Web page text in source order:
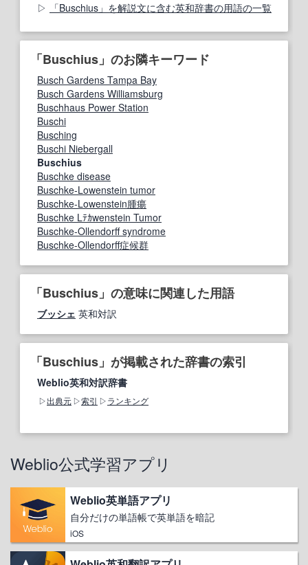
「Buschius」を解説文に含む英和辞書の用語の一覧
「Buschius」のお隣キーワード
Busch Gardens Tampa Bay
Busch Gardens Williamsburg
Buschhaus Power Station
Buschi
Busching
Buschi Niebergall
Buschius
Buschke disease
Buschke‐Lowenstein tumor
Buschke-Lowenstein腫瘍
Buschke Lﾃｶwenstein Tumor
Buschke‐Ollendorff syndrome
Buschke-Ollendorff症候群
「Buschius」の意味に関連した用語
ブッシェ 英和対訳
「Buschius」が掲載された辞書の索引
Weblio英和対訳辞書
出典元 索引 ランキング
Weblio公式学習アプリ
Weblio英単語アプリ
自分だけの単語帳で英単語を暗記
iOS